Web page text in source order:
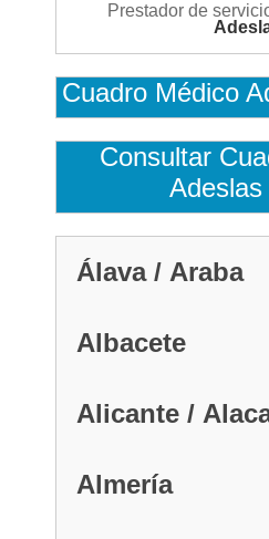
Prestador de
Cuadro Médico
Consultar
Adeslas
Álava / Araba
Albacete
Alicante /
Almería